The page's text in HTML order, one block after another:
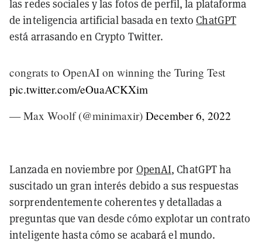
las redes sociales y las fotos de perfil, la plataforma
de inteligencia artificial basada en textoChatGPT
está arrasando en Crypto Twitter.
congrats to OpenAI on winning the Turing Test
pic.twitter.com/eOuaACKXim
— Max Woolf (@minimaxir) December 6, 2022
Lanzada en noviembre por OpenAI, ChatGPT ha
suscitado un gran interés debido a sus respuestas
sorprendentemente coherentes y detalladas a
preguntas que van desde cómo explotar un contrato
inteligente hasta cómo se acabará el mundo.